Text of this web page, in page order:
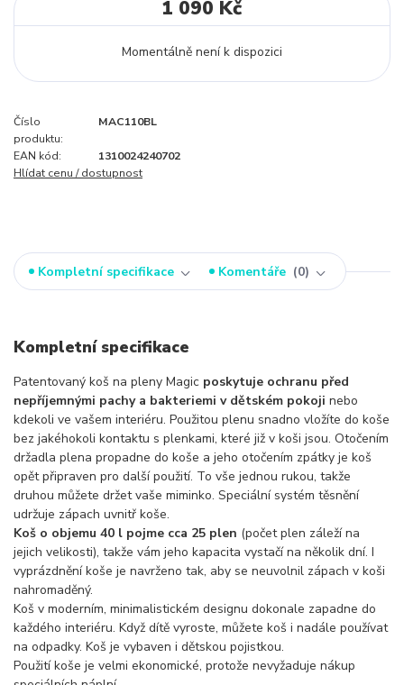
1 090 Kč
Momentálně není k dispozici
Číslo
produktu:
MAC110BL
EAN kód:
1310024240702
Hlídat cenu / dostupnost
Kompletní specifikace Komentáře 0
Kompletní specifikace
Patentovaný koš na pleny Magic poskytuje ochranu před
nepříjemnými pachy a bakteriemi v dětském pokoji nebo
kdekoli ve vašem interiéru. Použitou plenu snadno vložíte do koše
bez jakéhokoli kontaktu s plenkami, které již v koši jsou. Otočením
držadla plena propadne do koše a jeho otočením zpátky je koš
opět připraven pro další použití. To vše jednou rukou, takže
druhou můžete držet vaše miminko. Speciální systém těsnění
udržuje zápach uvnitř koše.
Koš o objemu 40 l pojme cca 25 plen (počet plen záleží na
jejich velikosti), takže vám jeho kapacita vystačí na několik dní. I
vyprázdnění koše je navrženo tak, aby se neuvolnil zápach v koši
nahromaděný.
Koš v moderním, minimalistickém designu dokonale zapadne do
každého interiéru. Když dítě vyroste, můžete koš i nadále používat
na odpadky. Koš je vybaven i dětskou pojistkou.
Použití koše je velmi ekonomické, protože nevyžaduje nákup